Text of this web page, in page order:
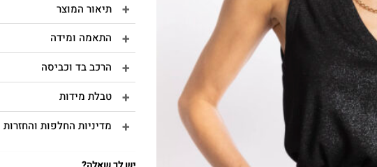
תיאור המוצר
התאמה ומידה
הרכב בד וכביסה
טבלת מידות
מדיניות החלפות והחזרות